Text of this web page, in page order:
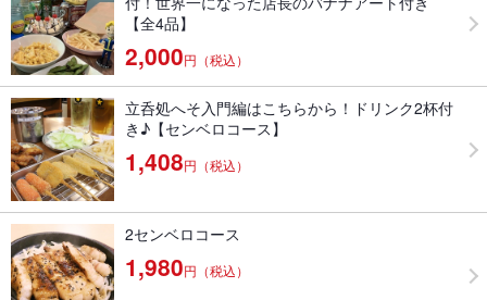
【全4品】
2,000円（税込）
立呑処へそ入門編はこちらから！ドリンク2杯付
き♪【センベロコース】
1,408円（税込）
2センベロコース
1,980円（税込）